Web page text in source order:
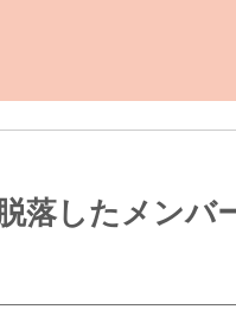
落したメンバ